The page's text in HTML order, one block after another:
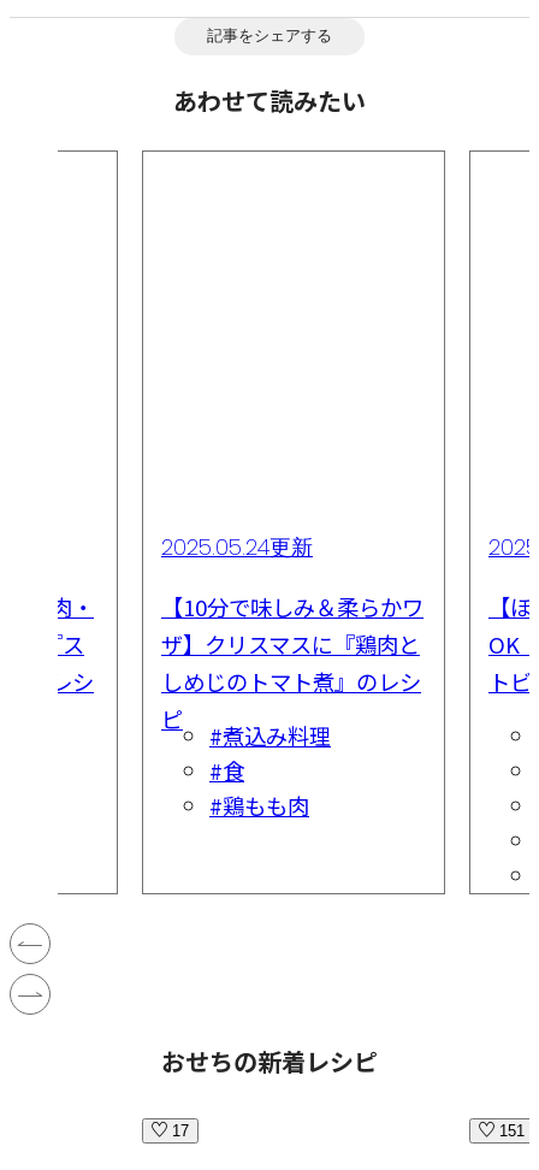
記事をシェアする
あわせて読みたい
り肉・
！『ス
短レシ
2025.05.24更新
【10分で味しみ＆柔らかワ
ザ】クリスマスに『鶏肉と
しめじのトマト煮』のレシ
ピ
#煮込み料理
#食
#鶏もも肉
【
OK
ト
おせちの新着レシピ
17 151